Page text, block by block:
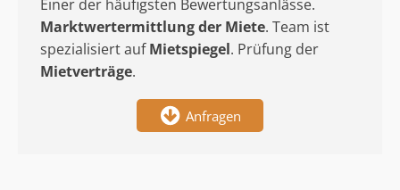
Einer der häufigsten Bewertungsanlässe.
Marktwertermittlungder Miete. Team ist
spezialisiert aufMietspiegel. Prüfung der
Mietverträge.
Anfragen